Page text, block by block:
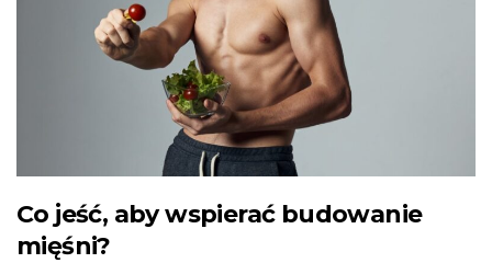
Co jeść, aby wspierać budowanie
mięśni?